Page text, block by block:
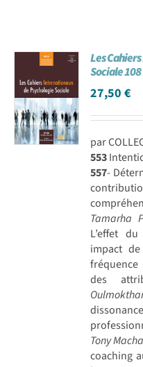
Les
Sociale 108
27,50€
par
553
557-
Tamarha
L’effet
impact
des
Tony
coaching